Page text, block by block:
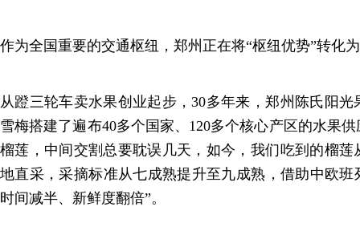
作为全国重要的交通枢纽，郑州正在将“枢纽优势”转化
从蹬三轮车卖水果创业起步，30多年来，郑州陈氏阳
雪梅搭建了遍布40多个国家、120多个核心产区的水果
榴莲，中间交割总要耽误几天，如今，我们吃到的榴
地直采，采摘标准从七成熟提升至九成熟，借助中欧班
时间减半、新鲜度翻倍”。